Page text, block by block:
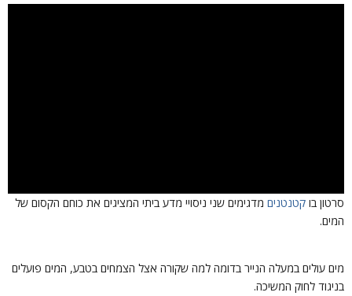
בו קטנטניםמדגימים שני ניסויי מדע ביתי המציגים את כוחם הקסום של
עולים במעלה הנייר בדומה למה שקורה אצל הצמחים בטבע, המים פועלים
לחוק המשיכה.